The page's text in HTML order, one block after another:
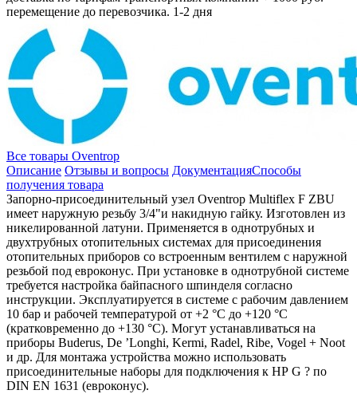
перемещение до перевозчика. 1-2 дня
Все товары Oventrop
Описание Отзывы и вопросы ДокументацияСпособы
получения товара
Запорно-присоединительный узел Oventrop Multiflex F ZBU
имеет наружную резьбу 3/4"и накидную гайку. Изготовлен из
никелированной латуни. Применяется в однотрубных и
двухтрубных отопительных системах для присоединения
отопительных приборов со встроенным вентилем с наружной
резьбой под евроконус. При установке в однотрубной системе
требуется настройка байпасного шпинделя согласно
инструкции. Эксплуатируется в системе с рабочим давлением
10 бар и рабочей температурой от +2 °C до +120 °C
(кратковременно до +130 °C). Могут устанавливаться на
приборы Buderus, De ’Longhi, Kermi, Radel, Ribe, Vogel + Noot
и др. Для монтажа устройства можно использовать
присоединительные наборы для подключения к НР G ? по
DIN EN 1631 (евроконус).